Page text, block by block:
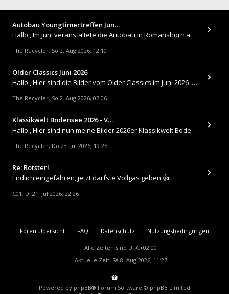
Autobau Youngtimertreffen Jun…
Hallo , Im Juni veranstaltete die Autobau in Romanshorn auf ihrem Gelände ein kleines Youngtimertreffen : https://up.
The Recycler, So 2. Aug 2026, 12:10
Older Classics Juni 2026
​Hallo , Hier sind die Bilder vom Older Classics im Juni 2026 : https://up.picr.de/51155940wd.jpg https://up.pic
The Recycler, So 2. Aug 2026, 07:06
Klassikwelt Bodensee 2026 - V…
Hallo , Hier sind nun meine Bilder 2026er Klassikwelt Bodensee 😀 https://up.picr.de/51125547rb.jpg https://up.pi
The Recycler, Do 23. Jul 2026, 19:25
Re: Rotster!
Endlich eingefahren, jetzt darfste Vollgas geben 👍
C01, Di 21. Jul 2026, 22:26
Foren-Übersicht FAQ Datenschutz Nutzungsbedingungen
Alle Zeiten sind UTC+02:00
Aktuelle Zeit: Sa 8. Aug 2026, 11:27
Powered by phpBB® Forum Software © phpBB Limited